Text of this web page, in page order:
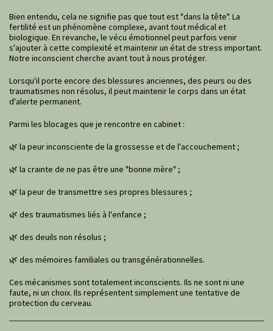
Bien entendu, cela ne signifie pas que tout est "dans la tête". La
fertilité est un phénomène complexe, avant tout médical et
biologique. En revanche, le vécu émotionnel peut parfois venir
s'ajouter à cette complexité et maintenir un état de stress important.
Notre inconscient cherche avant tout à nous protéger.
Lorsqu'il porte encore des blessures anciennes, des peurs ou des
traumatismes non résolus, il peut maintenir le corps dans un état
d'alerte permanent.
Parmi les blocages que je rencontre en cabinet :
🌿 la peur inconsciente de la grossesse et de l'accouchement ;
🌿 la crainte de ne pas être une "bonne mère" ;
🌿 la peur de transmettre ses propres blessures ;
🌿 des traumatismes liés à l'enfance ;
🌿 des deuils non résolus ;
🌿 des mémoires familiales ou transgénérationnelles.
Ces mécanismes sont totalement inconscients. Ils ne sont ni une
faute, ni un choix. Ils représentent simplement une tentative de
protection du cerveau.